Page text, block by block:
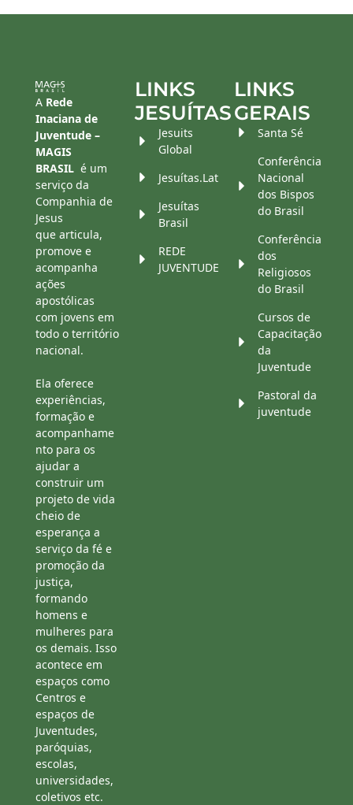
A Rede
Inaciana de
Juventude –
MAGIS
BRASIL é um
serviço da
Companhia de
Jesus
que articula,
promove e
acompanha
ações
apostólicas
com jovens em
todo o território
nacional.
Ela oferece
experiências,
formação e
acompanhame
nto para os
ajudar a
construir um
projeto de vida
cheio de
esperança a
serviço da fé e
promoção da
justiça,
formando
homens e
mulheres para
os demais. Isso
acontece em
espaços como
Centros e
espaços de
Juventudes,
paróquias,
escolas,
universidades,
coletivos etc.
LINKS
JESUÍTAS
Jesuits
Global
Jesuítas.Lat
Jesuítas
Brasil
REDE
JUVENTUDE
LINKS
GERAIS
Santa Sé
Conferência
Nacional
dos Bispos
do Brasil
Conferência
dos
Religiosos
do Brasil
Cursos de
Capacitação
da
Juventude
Pastoral da
juventude